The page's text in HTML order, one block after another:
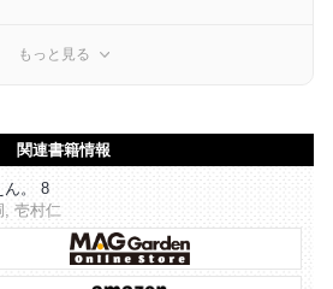
もっと見る
関連書籍情報
ん。 8
, 壱村仁